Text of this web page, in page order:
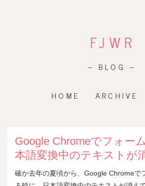
FJWR
– BLOG –
HOME ARCHIVE
Google Chromeでフォー
本語変換中のテキストが
確か去年の夏頃から、Google Chromeで